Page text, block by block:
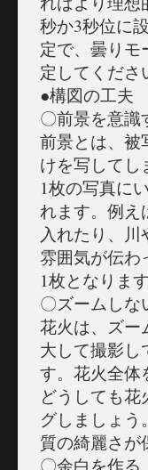
秒か3秒位に
定で、曇りモ
定してくださ
●構図の工夫
〇前景を意識
前景とは、被
けを写してし
1枚の写真に
れます。例え
入れたり、
雰囲気が伝わ
1枚となります
〇ズームしな
花火は、ズー
大して撮影し
す。花火全体
どうしても
グしましょ
質の綺麗さが
〇余白を作る